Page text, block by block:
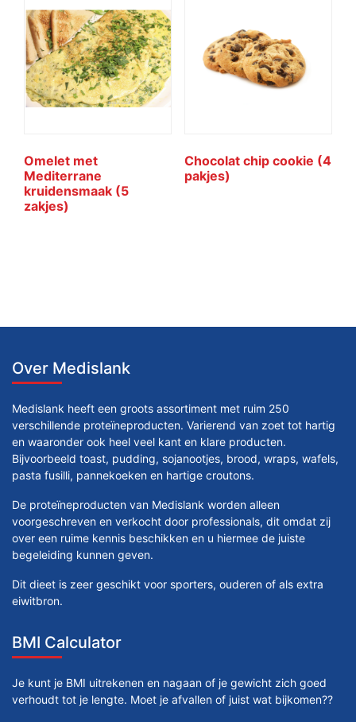
Omelet met
Mediterrane
kruidensmaak (5
zakjes)
Chocolat chip cookie (4
pakjes)
Over Medislank
Medislank heeft een groots assortiment met ruim 250
verschillende proteïneproducten. Varierend van zoet tot hartig
en waaronder ook heel veel kant en klare producten.
Bijvoorbeeld toast, pudding, sojanootjes, brood, wraps, wafels,
pasta fusilli, pannekoeken en hartige croutons.
De proteïneproducten van Medislank worden alleen
voorgeschreven en verkocht door professionals, dit omdat zij
over een ruime kennis beschikken en u hiermee de juiste
begeleiding kunnen geven.
Dit dieet is zeer geschikt voor sporters, ouderen of als extra
eiwitbron.
BMI Calculator
Je kunt je BMI uitrekenen en nagaan of je gewicht zich goed
verhoudt tot je lengte. Moet je afvallen of juist wat bijkomen??